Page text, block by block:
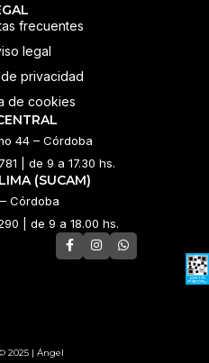
frecuentes
legal
privacidad
de cookies
44 – Córdoba
| de 9 a 17.30 hs.
(SUCAM)
Córdoba
| de 9 a 18.00 hs.
2025 | Ángel